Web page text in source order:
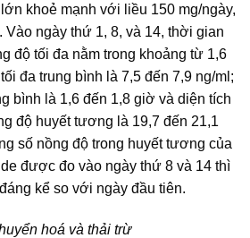
khoẻ mạnh với liều 150 mg/ngày,
Vào ngày thứ 1, 8, và 14, thời gian
độ tối đa nằm trong khoảng từ 1,6
đa trung bình là 7,5 đến 7,9 ng/ml;
bình là 1,6 đến 1,8 giờ và diện tích
độ huyết tương là 19,7 đến 21,1
số nồng độ trong huyết tương của
được đo vào ngày thứ 8 và 14 thì
kể so với ngày đầu tiên.
hoá và thải trừ